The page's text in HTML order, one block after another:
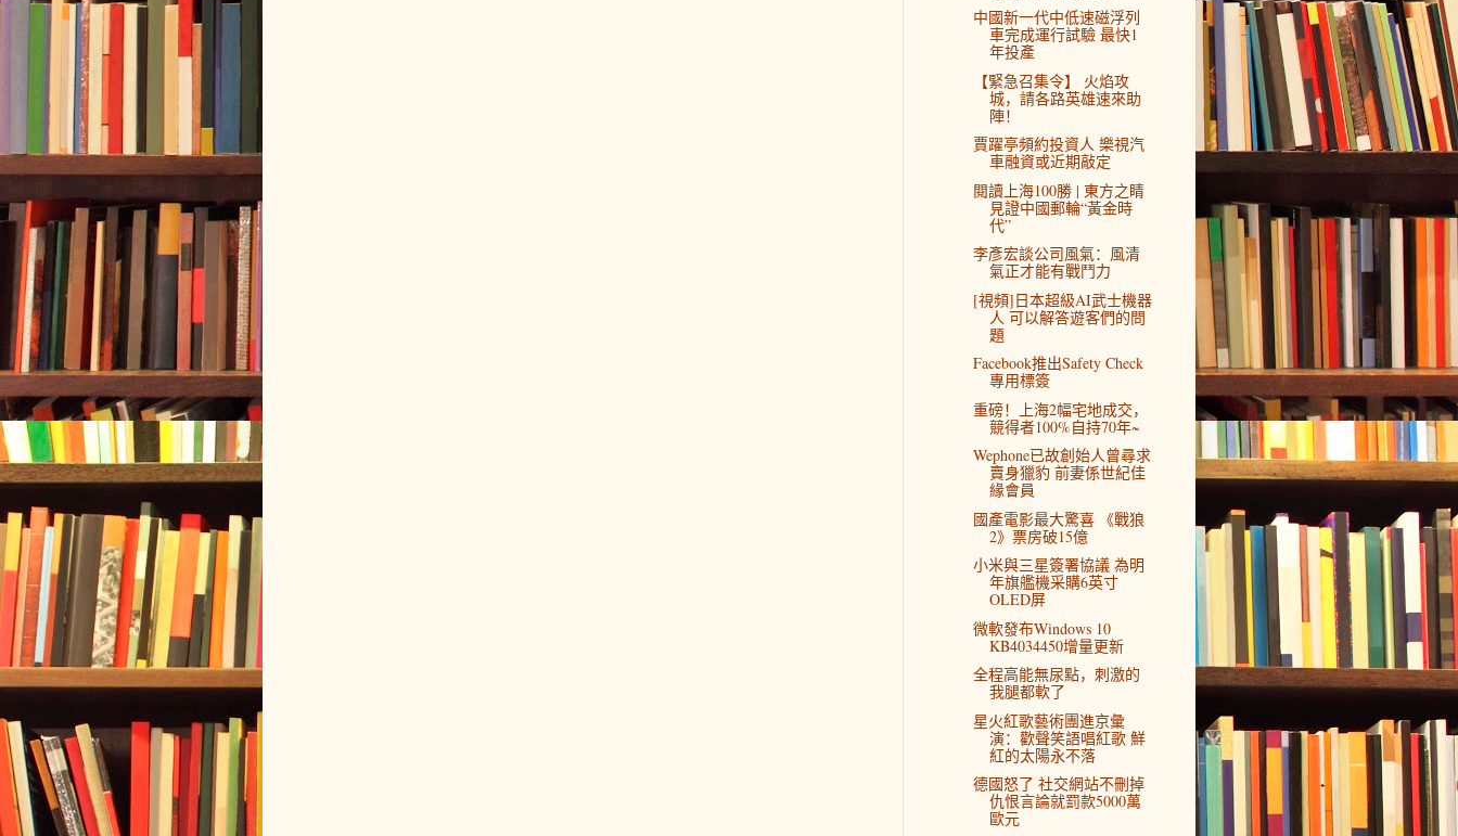
中國新一代中低速磁浮列
車完成運行試驗 最快1
年投產
【緊急召集令】 火焰攻
城，請各路英雄速來助
陣！
賈躍亭頻約投資人 樂視汽
車融資或近期敲定
閱讀上海100勝 | 東方之睛
見證中國郵輪“黃金時
代”
李彥宏談公司風氣：風清
氣正才能有戰鬥力
[視頻]日本超級AI武士機器
人 可以解答遊客們的問
題
Facebook推出Safety Check
專用標簽
重磅！上海2幅宅地成交，
競得者100%自持70年~
Wephone已故創始人曾尋求
賣身獵豹 前妻係世紀佳
緣會員
國產電影最大驚喜 《戰狼
2》票房破15億
小米與三星簽署協議 為明
年旗艦機采購6英寸
OLED屏
微軟發布Windows 10
KB4034450增量更新
全程高能無尿點，刺激的
我腿都軟了
星火紅歌藝術團進京彙
演：歡聲笑語唱紅歌 鮮
紅的太陽永不落
德國怒了 社交網站不刪掉
仇恨言論就罰款5000萬
歐元